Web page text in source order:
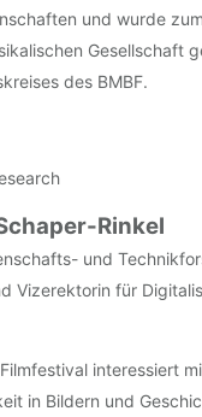
und wurde
Gesellschaft
des BMBF.
Rinkel
und
Vizerektorin für
interessiert
in Bildern und